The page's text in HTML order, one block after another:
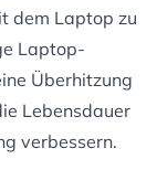
dem Laptop zu
Laptop-
Überhitzung
Lebensdauer
verbessern.